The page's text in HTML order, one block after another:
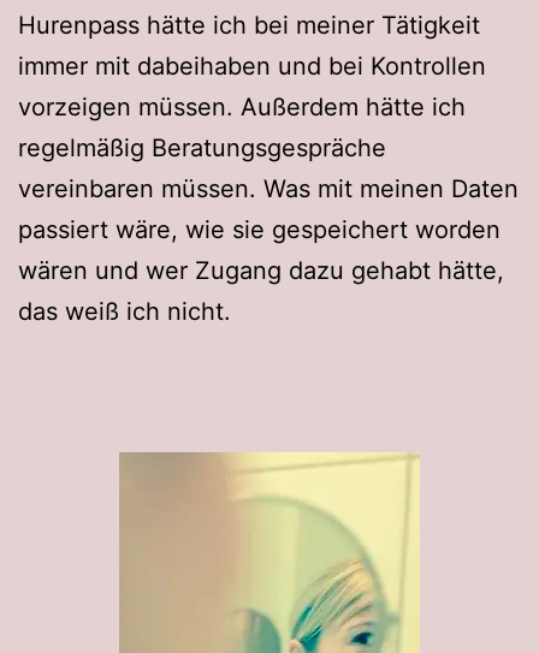
Hurenpass hätte ich bei meiner Tätigkeit
immer mit dabeihaben und bei Kontrollen
vorzeigen müssen. Außerdem hätte ich
regelmäßig Beratungsgespräche
vereinbaren müssen. Was mit meinen Daten
passiert wäre, wie sie gespeichert worden
wären und wer Zugang dazu gehabt hätte,
das weiß ich nicht.